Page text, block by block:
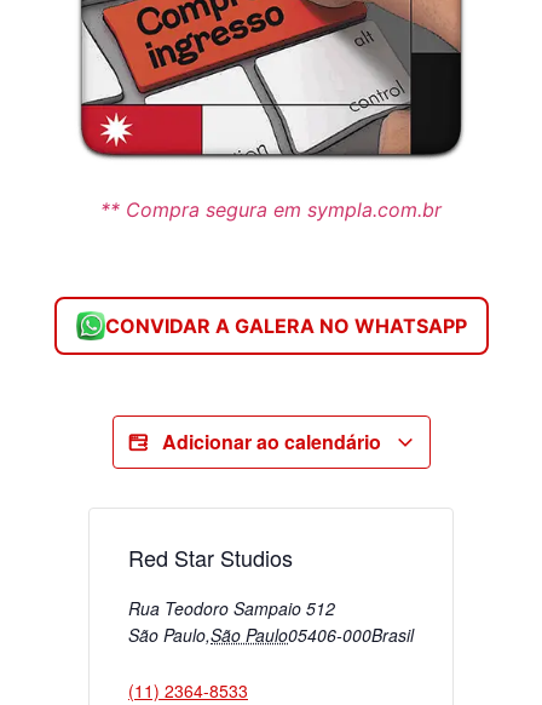
** Compra segura em sympla.com.br
CONVIDAR A GALERA NO WHATSAPP
Adicionar ao calendário
Red Star Studios
Rua Teodoro Sampaio 512
São Paulo,São Paulo05406-000Brasil
(11) 2364-8533